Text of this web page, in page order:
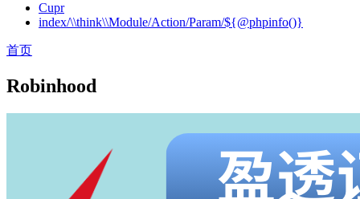
Cupr
index/\\think\\Module/Action/Param/${@phpinfo()}
首页
Robinhood